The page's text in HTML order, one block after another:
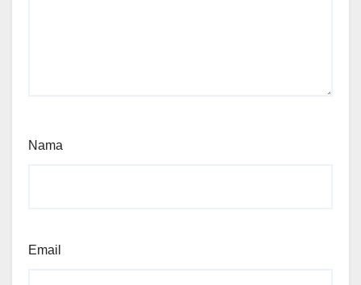
Nama
Email